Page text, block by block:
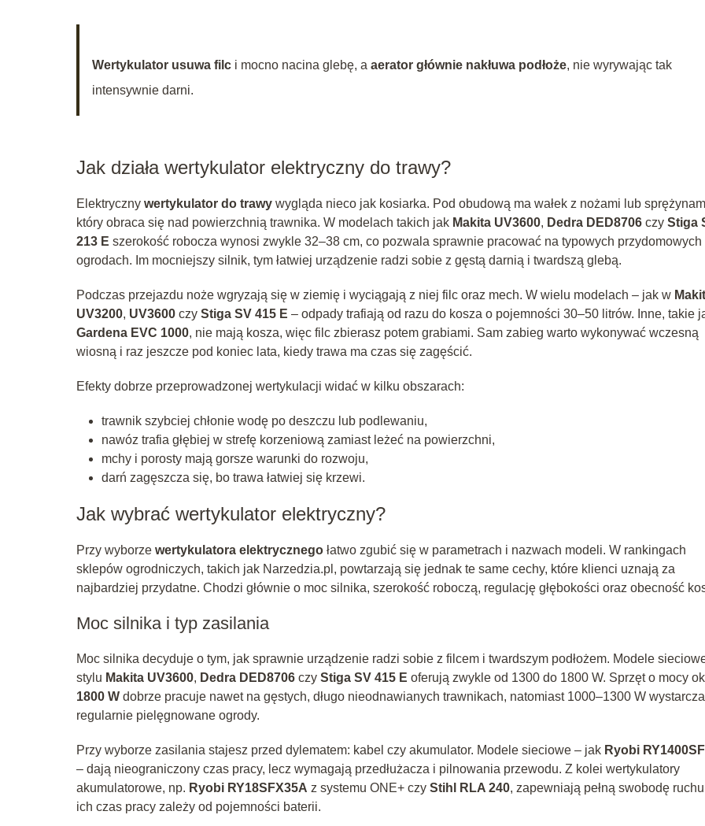
Wertykulator usuwa filc i mocno nacina glebę, a aerator głównie nakłuwa podłoże, nie wyrywając tak
intensywnie darni.
Jak działa wertykulator elektryczny do trawy?
Elektryczny wertykulator do trawy wygląda nieco jak kosiarka. Pod obudową ma wałek z nożami lub
który obraca się nad powierzchnią trawnika. W modelach takich jak Makita UV3600, Dedra DED8706 czy Stiga
213 E szerokość robocza wynosi zwykle 32–38 cm, co pozwala sprawnie pracować na typowych przydomowych
ogrodach. Im mocniejszy silnik, tym łatwiej urządzenie radzi sobie z gęstą darnią i twardszą glebą.
Podczas przejazdu noże wgryzają się w ziemię i wyciągają z niej filc oraz mech. W wielu modelach – jak w
UV3200, UV3600 czy Stiga SV 415 E – odpady trafiają od razu do kosza o pojemności 30–50 litrów. Inne, takie
Gardena EVC 1000, nie mają kosza, więc filc zbierasz potem grabiami. Sam zabieg warto wykonywać wczesną
wiosną i raz jeszcze pod koniec lata, kiedy trawa ma czas się zagęścić.
Efekty dobrze przeprowadzonej wertykulacji widać w kilku obszarach:
trawnik szybciej chłonie wodę po deszczu lub podlewaniu,
nawóz trafia głębiej w strefę korzeniową zamiast leżeć na powierzchni,
mchy i porosty mają gorsze warunki do rozwoju,
darń zagęszcza się, bo trawa łatwiej się krzewi.
Jak wybrać wertykulator elektryczny?
Przy wyborze wertykulatora elektrycznego łatwo zgubić się w parametrach i nazwach modeli. W rankingach
sklepów ogrodniczych, takich jak Narzedzia.pl, powtarzają się jednak te same cechy, które klienci uznają za
najbardziej przydatne. Chodzi głównie o moc silnika, szerokość roboczą, regulację głębokości oraz obecność
Moc silnika i typ zasilania
Moc silnika decyduje o tym, jak sprawnie urządzenie radzi sobie z filcem i twardszym podłożem. Modele
stylu Makita UV3600, Dedra DED8706 czy Stiga SV 415 E oferują zwykle od 1300 do 1800 W. Sprzęt o mocy
1800 W dobrze pracuje nawet na gęstych, długo nieodnawianych trawnikach, natomiast 1000–1300 W
regularnie pielęgnowane ogrody.
Przy wyborze zasilania stajesz przed dylematem: kabel czy akumulator. Modele sieciowe – jak Ryobi
– dają nieograniczony czas pracy, lecz wymagają przedłużacza i pilnowania przewodu. Z kolei wertykulatory
akumulatorowe, np. Ryobi RY18SFX35A z systemu ONE+ czy Stihl RLA 240, zapewniają pełną swobodę
ich czas pracy zależy od pojemności baterii.